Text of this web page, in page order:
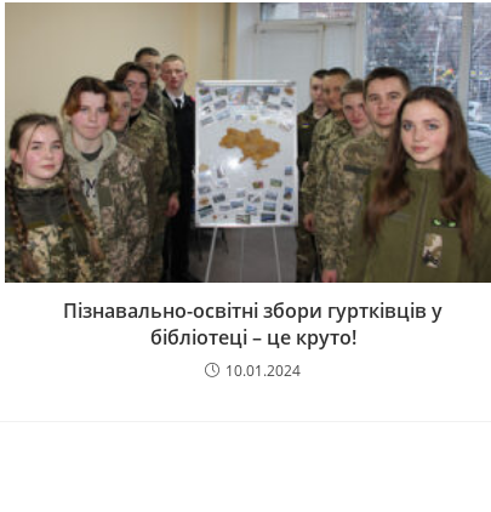
Пізнавально-освітні збори гуртківців у
бібліотеці – це круто!
10.01.2024